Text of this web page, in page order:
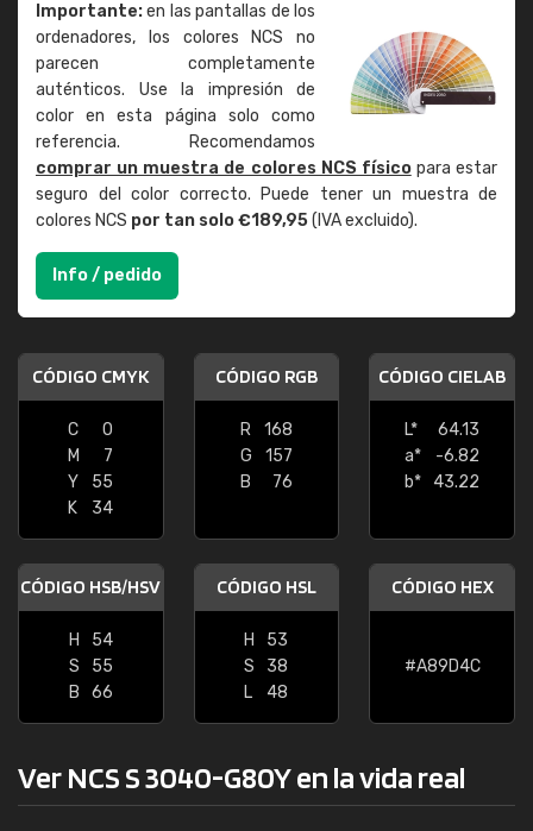
Importante:en las pantallas de los
ordenadores, los colores NCS no
parecen completamente
auténticos. Use la impresión de
color en esta página solo como
referencia. Recomendamos
comprar un muestra de colores NCS físicopara estar
seguro del color correcto. Puede tener un muestra de
colores NCS por tan solo €189,95(IVA excluido).
Info / pedido
CÓDIGO CMYK
C
0
M
7
Y
55
K
34
CÓDIGO RGB
R
168
G
157
B
76
CÓDIGO CIELAB
L*
64.13
a*
-6.82
b*
43.22
CÓDIGO HSB/HSV
H
54
S
55
B
66
CÓDIGO HSL
H
53
S
38
L
48
CÓDIGO HEX
#A89D4C
Ver NCS S 3040-G80Y en la vida real